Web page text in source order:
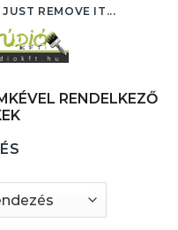
REMOVE IT...
RENDELKEZŐ